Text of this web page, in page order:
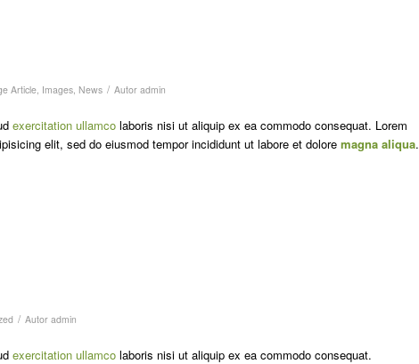
Article, Images, News / Autor admin
exercitation ullamco laboris nisi ut aliquip ex ea commodo consequat. Lorem
elit, sed do eiusmod tempor incididunt ut labore et dolore magna aliqua.
/ Autor admin
exercitation ullamco laboris nisi ut aliquip ex ea commodo consequat.